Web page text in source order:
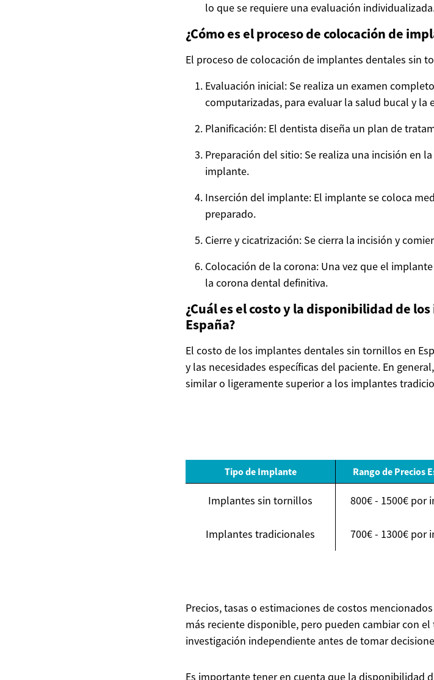
lo que se requiere una evaluación
¿Cómo es el proceso de colocación de
El proceso de colocación de implantes dentales sin
Evaluación inicial: Se realiza un examen
computarizadas, para evaluar la salud bucal y la
Planificación: El dentista diseña un plan de
Preparación del sitio: Se realiza una incisión en
implante.
Inserción del implante: El implante se coloca
preparado.
Cierre y cicatrización: Se cierra la incisión y
Colocación de la corona: Una vez que el
la corona dental definitiva.
¿Cuál es el costo y la disponibilidad de
España?
El costo de los implantes dentales sin tornillos en
y las necesidades específicas del paciente. En
similar o ligeramente superior a los implantes
Tipo de Implante Rango de Precios
Implantes sin tornillos 800€ - 1500€ por
Implantes tradicionales 700€ - 1300€ por
Precios, tasas o estimaciones de costos
más reciente disponible, pero pueden cambiar con
investigación independiente antes de tomar
Es importante tener en cuenta que la disponibilidad